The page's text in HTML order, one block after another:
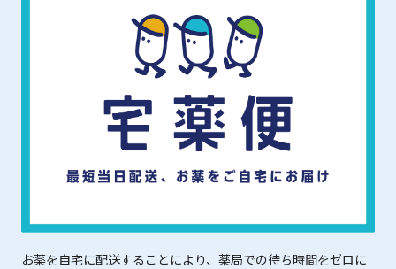
お薬を自宅に配送することにより、薬局での待ち時間をゼロに